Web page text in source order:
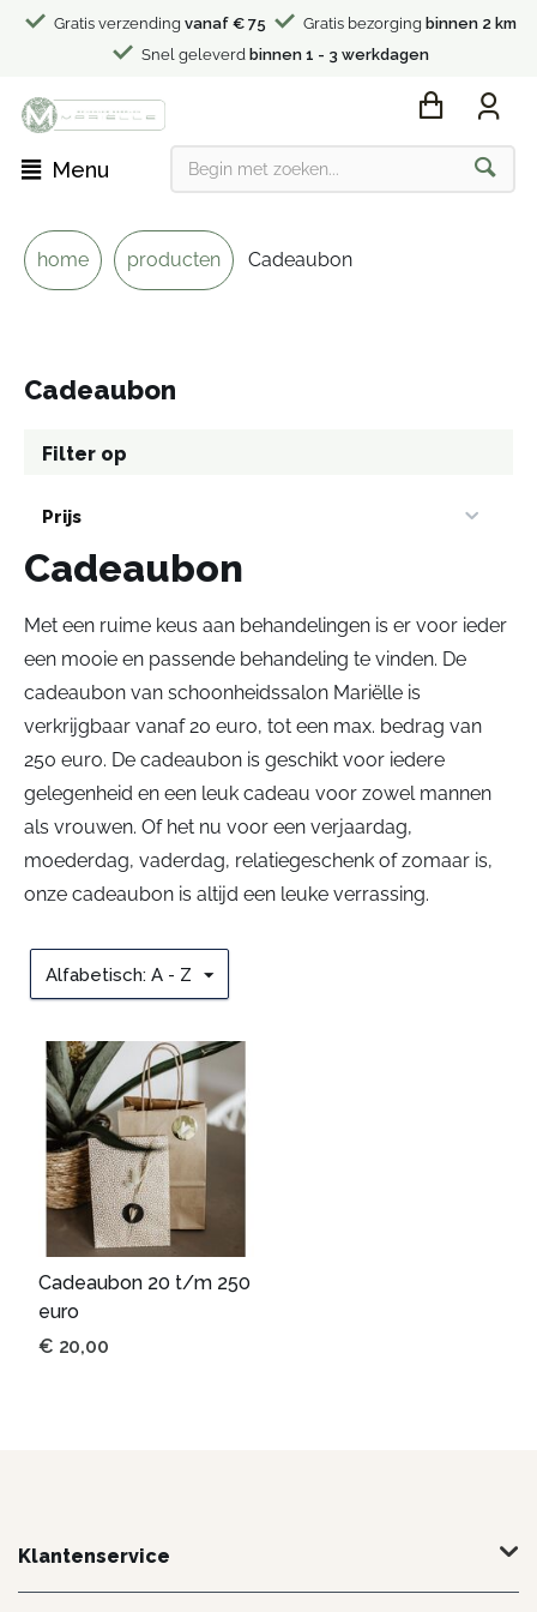
Gratis verzending vanaf € 75 Gratis bezorging binnen 2 km
Snel geleverd binnen 1 - 3 werkdagen
Menu
home producten Cadeaubon
Cadeaubon
Filter op
Prijs
Cadeaubon
Met een ruime keus aan behandelingen is er voor ieder
een mooie en passende behandeling te vinden. De
cadeaubon van schoonheidssalon Mariëlle is
verkrijgbaar vanaf 20 euro, tot een max. bedrag van
250 euro. De cadeaubon is geschikt voor iedere
gelegenheid en een leuk cadeau voor zowel mannen
als vrouwen. Of het nu voor een verjaardag,
moederdag, vaderdag, relatiegeschenk of zomaar is,
onze cadeaubon is altijd een leuke verrassing.
Alfabetisch: A - Z
Cadeaubon 20 t/m 250
euro
€ 20,00
Klantenservice